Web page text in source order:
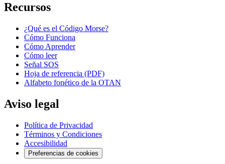
Recursos
¿Qué es el Código Morse?
Cómo Funciona
Cómo Aprender
Cómo leer
Señal SOS
Hoja de referencia (PDF)
Alfabeto fonético de la OTAN
Aviso legal
Política de Privacidad
Términos y Condiciones
Accesibilidad
Preferencias de cookies